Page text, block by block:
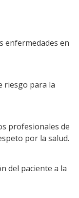
enfermedades en
riesgo para la
profesionales de
por la salud.
del paciente a la